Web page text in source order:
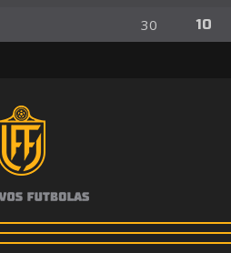
30 10